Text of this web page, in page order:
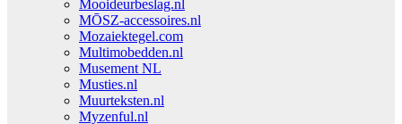
Mooideurbeslag.nl
MŌSZ-accessoires.nl
Mozaiektegel.com
Multimobedden.nl
Musement NL
Musties.nl
Muurteksten.nl
Myzenful.nl